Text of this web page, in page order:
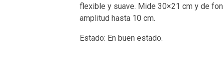
flexible y suave. Mide 30×21 cm y de
amplitud hasta 10 cm.
Estado: En buen estado.